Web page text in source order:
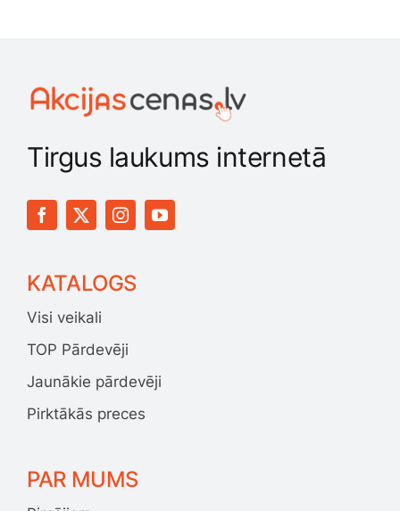
Tirgus laukums internetā
KATALOGS
Visi veikali
TOP Pārdevēji
Jaunākie pārdevēji
Pirktākās preces
PAR MUMS